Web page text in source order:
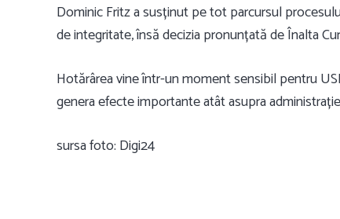
Dominic Fritz a susținut pe tot parcursul
de integritate, însă decizia pronunțată de Înalta
Hotărârea vine într-un moment sensibil pentru
genera efecte importante atât asupra
sursa foto: Digi24